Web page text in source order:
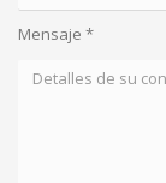
Mensaje *